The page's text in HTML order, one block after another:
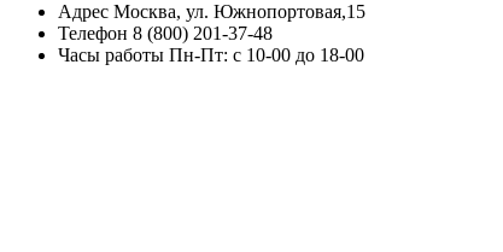
Адрес Москва, ул. Южнопортовая,15
Телефон 8 (800) 201-37-48
Часы работы Пн-Пт: с 10-00 до 18-00